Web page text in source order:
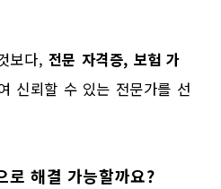
보다, 전문 자격증, 보험 가
신뢰할 수 있는 전문가를 선
로 해결 가능할까요?